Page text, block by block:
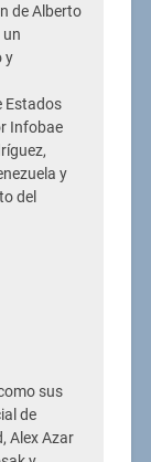
de Alberto
y
Estados
Infobae
y
del
sus
de
Alex Azar